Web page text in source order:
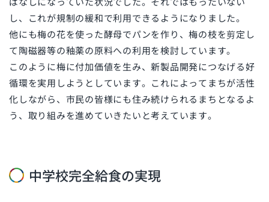
し、これが規制の緩和で利用できるようになりました。
他にも梅の花を使った酵母でパンを作り、梅の枝を剪定し
て陶磁器等の釉薬の原料への利用を検討しています。
このように梅に付加価値を生み、新製品開発につなげる好
循環を実用しようとしています。これによってまちが活性
化しながら、市民の皆様にも住み続けられるまちとなるよ
う、取り組みを進めていきたいと考えています。
中学校完全給食の実現